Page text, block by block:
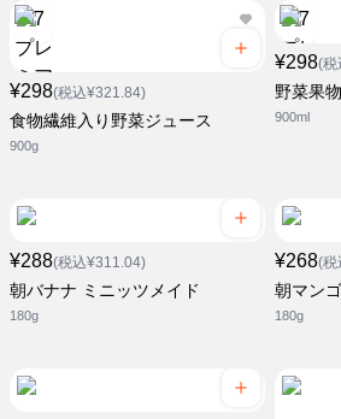
¥298(税込¥321.84)
食物繊維入り野菜ジュース
900g
¥298(税
野菜果
900ml
¥288(税込¥311.04)
朝バナナ ミニッツメイド
180g
¥268(税
朝マン
180g